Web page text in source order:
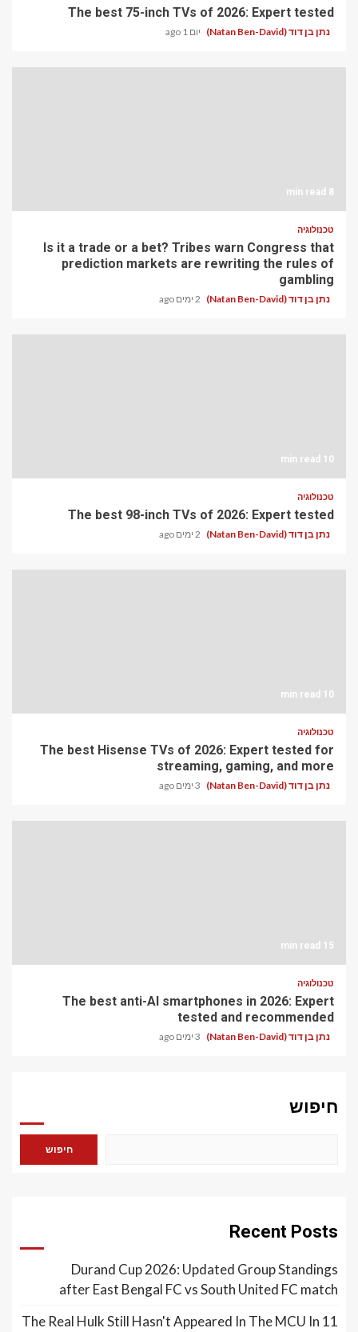
The best 75-inch TVs of 2026: Expert tested
נתן בן דוד (Natan Ben-David) יום 1 ago
8 min read
טכנולוגיה
Is it a trade or a bet? Tribes warn Congress that
prediction markets are rewriting the rules of
gambling
נתן בן דוד (Natan Ben-David) 2 ימים ago
10 min read
טכנולוגיה
The best 98-inch TVs of 2026: Expert tested
נתן בן דוד (Natan Ben-David) 2 ימים ago
10 min read
טכנולוגיה
The best Hisense TVs of 2026: Expert tested for
streaming, gaming, and more
נתן בן דוד (Natan Ben-David) 3 ימים ago
15 min read
טכנולוגיה
The best anti-AI smartphones in 2026: Expert
tested and recommended
נתן בן דוד (Natan Ben-David) 3 ימים ago
חיפוש
חיפוש
Recent Posts
Durand Cup 2026: Updated Group Standings
after East Bengal FC vs South United FC match
The Real Hulk Still Hasn't Appeared In The MCU In 11